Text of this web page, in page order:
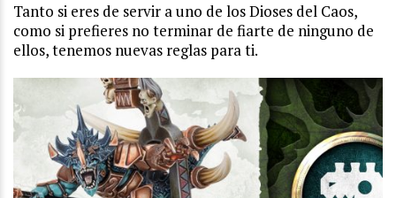
Tanto si eres de servir a uno de los Dioses del Caos,
como si prefieres no terminar de fiarte de ninguno de
ellos, tenemos nuevas reglas para ti.